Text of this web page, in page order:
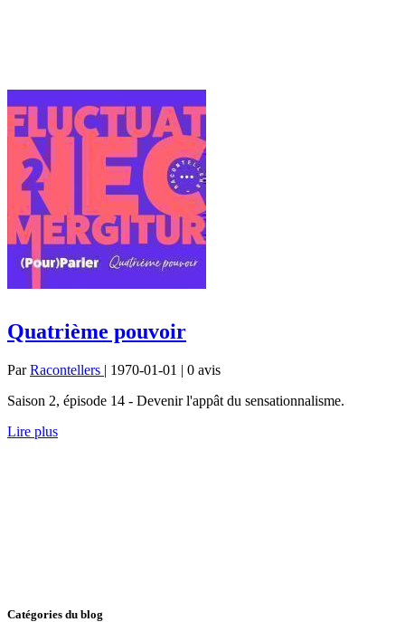
Quatrième pouvoir
ParRacontellers | 1970-01-01 | 0 avis
Saison 2, épisode 14 - Devenir l'appât du sensationnalisme.
Lire plus
Catégories du blog